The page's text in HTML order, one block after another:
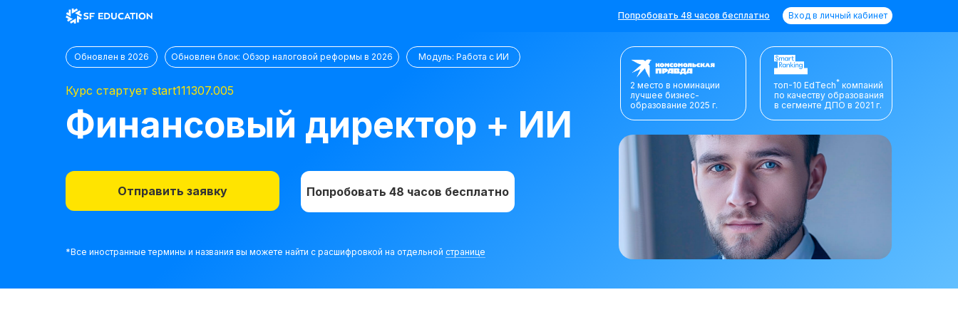
Попробовать 48 часов бесплатно Вход в личный кабинет
Обновлен в 2026 Обновлен блок: Обзор налоговой реформы в 2026 Модуль: Работа с ИИ
Финансовый директор + ИИ
Попробовать 48 часов бесплатно
Отправить заявку
топ-10 EdTech* компаний
по качеству образования
в сегменте ДПО в 2021 г.
2 место в номинации
лучшее бизнес-
образование 2025 г.
*Все иностранные термины и названия вы можете найти с расшифровкой на отдельной странице
Курс стартует start111307.005